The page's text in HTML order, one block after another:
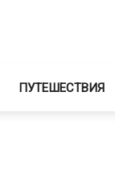
ПУТЕШЕСТВИЯ